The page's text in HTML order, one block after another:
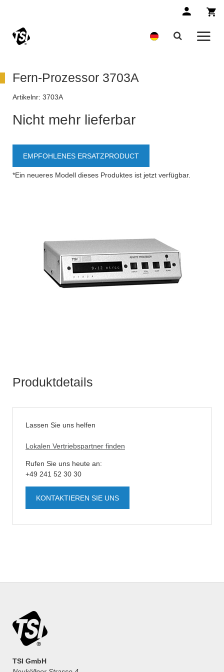
Fern-Prozessor 3703A
Artikelnr: 3703A
Nicht mehr lieferbar
EMPFOHLENES ERSATZPRODUCT
*Ein neueres Modell dieses Produktes ist jetzt verfügbar.
Produktdetails
Lassen Sie uns helfen
Lokalen Vertriebspartner finden
Rufen Sie uns heute an:
+49 241 52 30 30
KONTAKTIEREN SIE UNS
TSI GmbH